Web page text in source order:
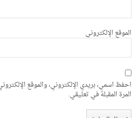
الموقع الإلكتروني
احفظ اسمي، بريدي الإلكتروني، والموقع
المرة المقبلة في تعليقي.